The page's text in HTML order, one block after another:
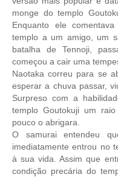
monge do templo
Enquanto ele
templo a um amigo, um
batalha de Tennoji,
começou a cair uma
Naotaka correu para se
esperar a chuva passar,
Surpreso com a
templo Goutokuji um
pouco o abrigara.
O samurai entendeu
imediatamente entrou no
à sua vida. Assim que
condição precária do